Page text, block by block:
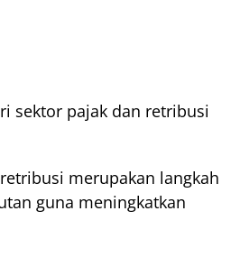
sektor pajak dan retribusi
merupakan langkah
guna meningkatkan